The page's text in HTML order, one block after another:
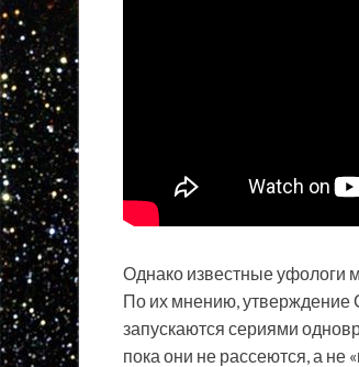
Однако известные уфологи
По их мнению, утверждение
запускаются сериями
пока они не рассеются, а не